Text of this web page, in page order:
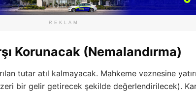
REKLAM
Korunacak (Nemalandırma)
tutar atıl kalmayacak. Mahkeme veznesine
bir gelir getirecek şekilde değerlendirilecek).